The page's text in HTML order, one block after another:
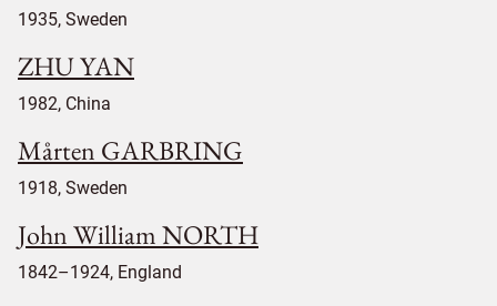
1935, Sweden
ZHU YAN
1982, China
Mårten GARBRING
1918, Sweden
John William NORTH
1842–1924, England